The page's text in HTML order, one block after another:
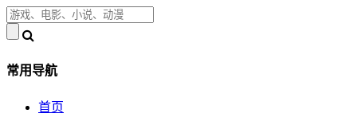
常用导航
首页